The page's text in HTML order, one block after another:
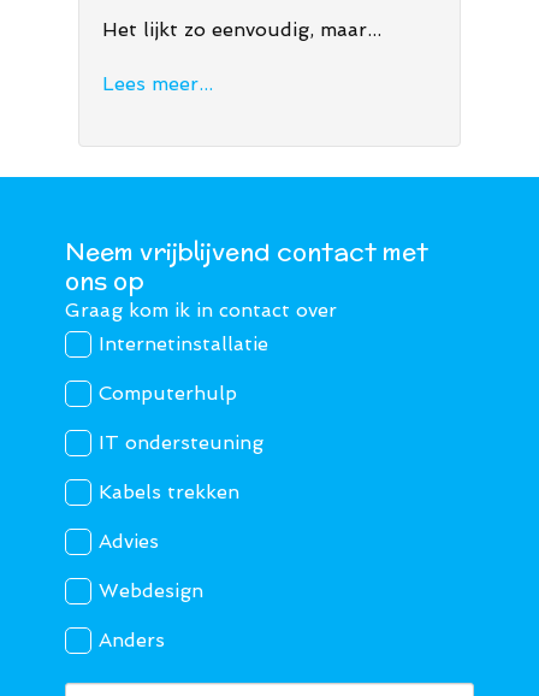
Het lijkt zo eenvoudig, maar...
Lees meer...
Neem vrijblijvend contact met
ons op
Graag kom ik in contact over
Internetinstallatie
Computerhulp
IT ondersteuning
Kabels trekken
Advies
Webdesign
Anders